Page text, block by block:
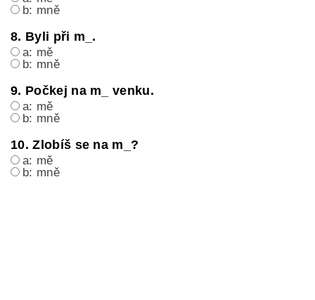
b: mně
8. Byli při m_.
a: mě
b: mně
9. Počkej na m_ venku.
a: mě
b: mně
10. Zlobíš se na m_?
a: mě
b: mně